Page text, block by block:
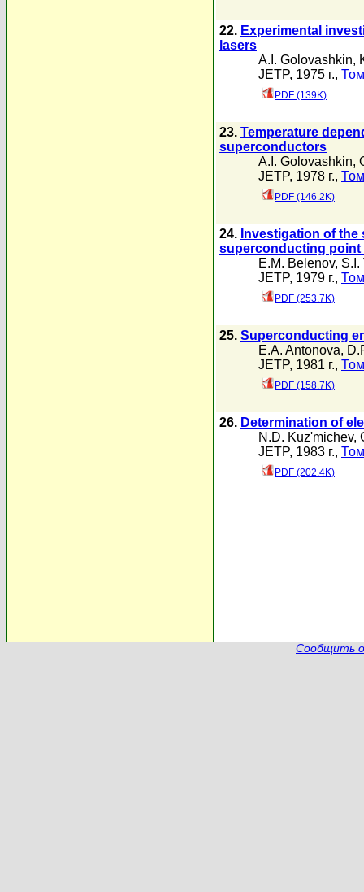
22. Experimental
lasers
A.I. Golovashkin,
JETP, 1975 г.,
PDF (139K)
23. Temperature
superconductors
A.I. Golovashkin,
JETP, 1978 г.,
PDF (146.2K)
24. Investigation of
superconducting point
E.M. Belenov, S.I.
JETP, 1979 г.,
PDF (253.7K)
25. Superconducting
E.A. Antonova,
JETP, 1981 г.,
PDF (158.7K)
26. Determination of
N.D. Kuz'michev,
JETP, 1983 г.,
PDF (202.4K)
Сообщить о